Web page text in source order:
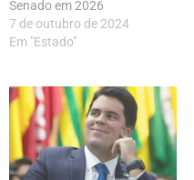
Senado em 2026
7 de outubro de 2024
Em "Estado"